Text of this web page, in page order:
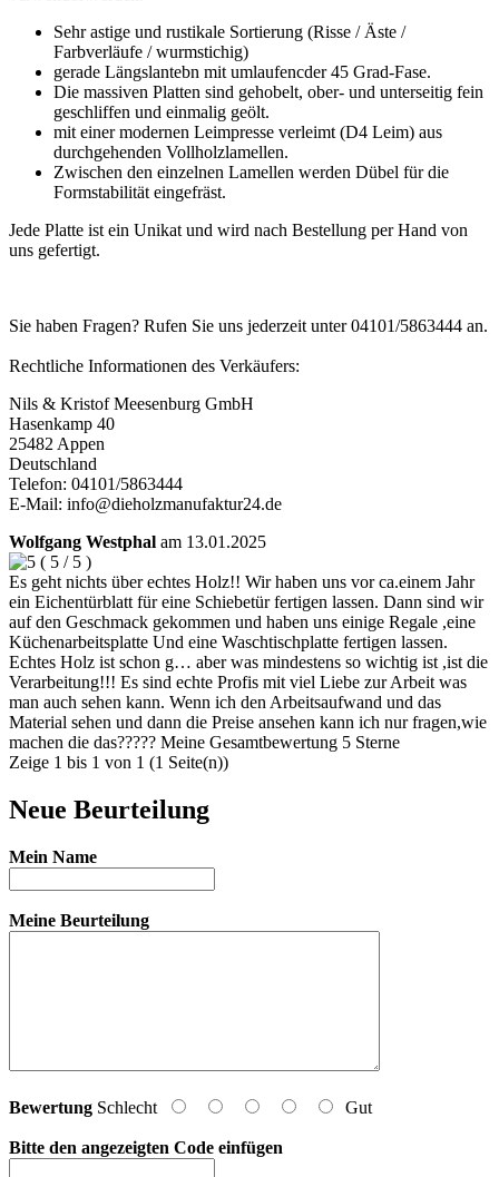
Sehr astige und rustikale Sortierung (Risse / Äste /
Farbverläufe / wurmstichig)
gerade Längslantebn mit umlaufencder 45 Grad-Fase.
Die massiven Platten sind gehobelt, ober- und unterseitig fein
geschliffen und einmalig geölt.
mit einer modernen Leimpresse verleimt (D4 Leim) aus
durchgehenden Vollholzlamellen.
Zwischen den einzelnen Lamellen werden Dübel für die
Formstabilität eingefräst.
Jede Platte ist ein Unikat und wird nach Bestellung per Hand von
uns gefertigt.
Sie haben Fragen? Rufen Sie uns jederzeit unter 04101/5863444 an.
Rechtliche Informationen des Verkäufers:
Nils & Kristof Meesenburg GmbH
Hasenkamp 40
25482 Appen
Deutschland
Telefon: 04101/5863444
E-Mail: info@dieholzmanufaktur24.de
Wolfgang Westphal am 13.01.2025
( 5 / 5 )
Es geht nichts über echtes Holz!! Wir haben uns vor ca.einem Jahr
ein Eichentürblatt für eine Schiebetür fertigen lassen. Dann sind wir
auf den Geschmack gekommen und haben uns einige Regale ,eine
Küchenarbeitsplatte Und eine Waschtischplatte fertigen lassen.
Echtes Holz ist schon g… aber was mindestens so wichtig ist ,ist die
Verarbeitung!!! Es sind echte Profis mit viel Liebe zur Arbeit was
man auch sehen kann. Wenn ich den Arbeitsaufwand und das
Material sehen und dann die Preise ansehen kann ich nur fragen,wie
machen die das????? Meine Gesamtbewertung 5 Sterne
Zeige 1 bis 1 von 1 (1 Seite(n))
Neue Beurteilung
Mein Name
Meine Beurteilung
Bewertung Schlecht Gut
Bitte den angezeigten Code einfügen